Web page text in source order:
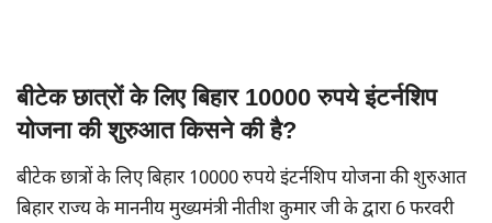
बीटेक छात्रों के लिए बिहार 10000 रुपये इंटर्नशिप
योजना की शुरुआत किसने की है?
बीटेक छात्रों के लिए बिहार 10000 रुपये इंटर्नशिप योजना की शुरुआत
बिहार राज्य के माननीय मुख्यमंत्री नीतीश कुमार जी के द्वारा 6 फरवरी